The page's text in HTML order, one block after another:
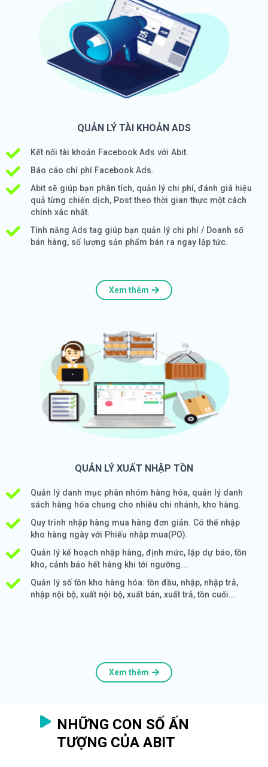
QUẢN LÝ TÀI KHOẢN ADS
Kết nối tài khoản Facebook Ads với Abit.
Báo cáo chí phí Facebook Ads.
Abit sẽ giúp bạn phân tích, quản lý chi phí, đánh giá hiệu
quả từng chiến dịch, Post theo thời gian thực một cách
chính xác nhất.
Tính năng Ads tag giúp bạn quản lý chi phí / Doanh số
bán hàng, số lượng sản phẩm bán ra ngay lập tức.
Xem thêm
QUẢN LÝ XUẤT NHẬP TỒN
Quản lý danh mục phân nhóm hàng hóa, quản lý danh
sách hàng hóa chung cho nhiều chi nhánh, kho hàng.
Quy trình nhập hàng mua hàng đơn giản. Có thế nhập
kho hàng ngày với Phiếu nhập mua(PO).
Quản lý kế hoạch nhập hàng, định mức, lập dự báo, tồn
kho, cảnh báo hết hàng khi tới ngưỡng...
Quản lý số tồn kho hàng hóa: tồn đầu, nhập, nhập trả,
nhập nội bộ, xuất nội bộ, xuất bán, xuất trả, tồn cuối...
Xem thêm
NHỮNG CON SỐ ẤN
TƯỢNG CỦA ABIT